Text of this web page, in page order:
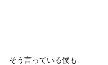
そう言っている僕も